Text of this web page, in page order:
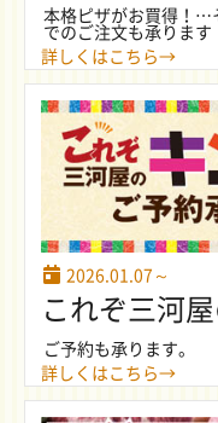
本格ピザがお買得！…
でのご注文も承ります
詳しくはこちら→
2026.01.07～
これぞ三河
ご予約も承ります。
詳しくはこちら→